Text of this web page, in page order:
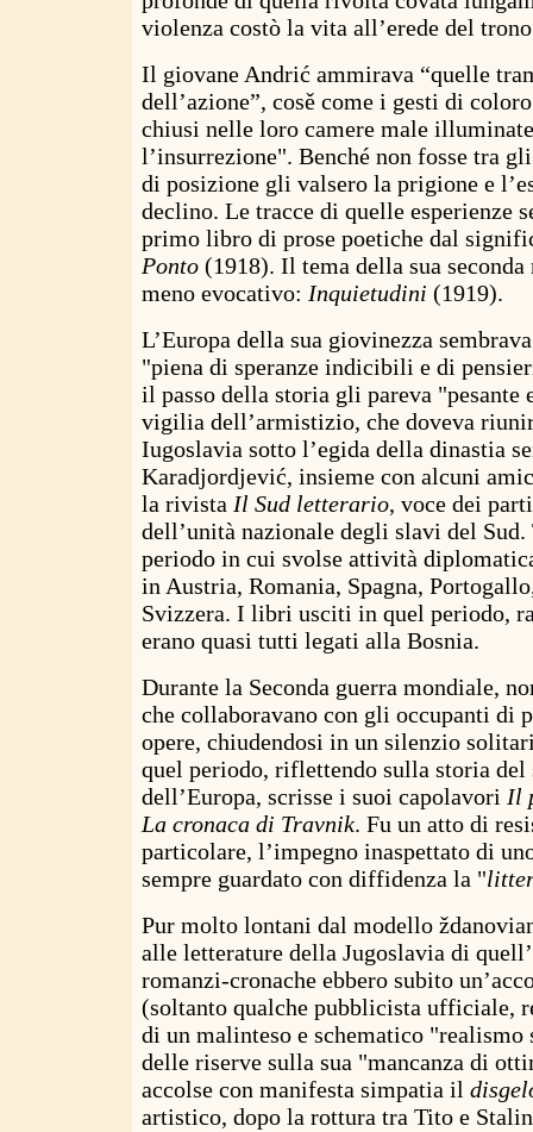
violenza costò la vita all’erede del
Il giovane Andrić ammirava “quelle
dell’azione”, cosě come i gesti di
chiusi nelle loro camere male
l’insurrezione". Benché non fosse tra
di posizione gli valsero la prigione e
declino. Le tracce di quelle esperienze
primo libro di prose poetiche dal
Ponto (1918). Il tema della sua seconda
meno evocativo: Inquietudini (1919).
L’Europa della sua giovinezza
"piena di speranze indicibili e di
il passo della storia gli pareva "pesante
vigilia dell’armistizio, che doveva
Iugoslavia sotto l’egida della dinastia
Karadjordjević, insieme con alcuni
la rivista Il Sud letterario, voce dei
dell’unità nazionale degli slavi del
periodo in cui svolse attività
in Austria, Romania, Spagna,
Svizzera. I libri usciti in quel periodo,
erano quasi tutti legati alla Bosnia.
Durante la Seconda guerra mondiale,
che collaboravano con gli occupanti di
opere, chiudendosi in un silenzio
quel periodo, riflettendo sulla storia del
dell’Europa, scrisse i suoi capolavori Il
La cronaca di Travnik. Fu un atto di
particolare, l’impegno inaspettato di
sempre guardato con diffidenza la "
Pur molto lontani dal modello
alle letterature della Jugoslavia di
romanzi-cronache ebbero subito
(soltanto qualche pubblicista ufficiale,
di un malinteso e schematico "realismo
delle riserve sulla sua "mancanza di
accolse con manifesta simpatia il
artistico, dopo la rottura tra Tito e